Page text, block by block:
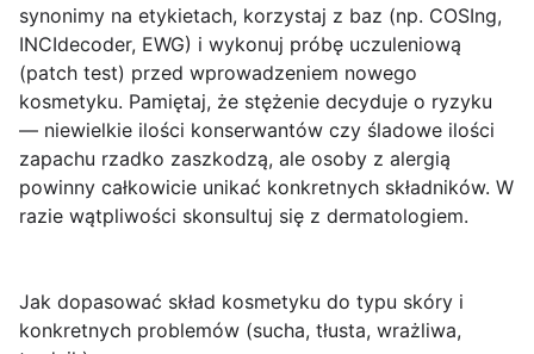
synonimy na etykietach, korzystaj z baz (np. COSIng,
INCIdecoder, EWG) i wykonuj próbę uczuleniową
(patch test) przed wprowadzeniem nowego
kosmetyku. Pamiętaj, że stężenie decyduje o ryzyku
— niewielkie ilości konserwantów czy śladowe ilości
zapachu rzadko zaszkodzą, ale osoby z alergią
powinny całkowicie unikać konkretnych składników. W
razie wątpliwości skonsultuj się z dermatologiem.
Jak dopasować skład kosmetyku do typu skóry i
konkretnych problemów (sucha, tłusta, wrażliwa,